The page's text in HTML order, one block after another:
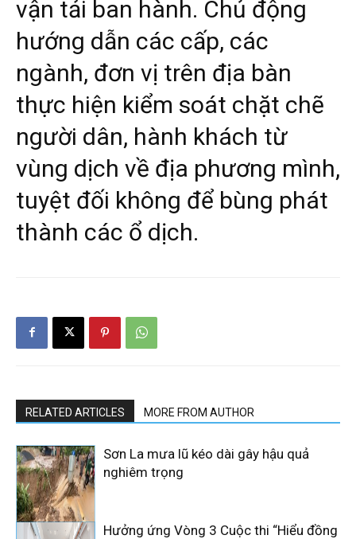
vận tải ban hành. Chủ động
hướng dẫn các cấp, các
ngành, đơn vị trên địa bàn
thực hiện kiểm soát chặt chẽ
người dân, hành khách từ
vùng dịch về địa phương mình,
tuyệt đối không để bùng phát
thành các ổ dịch.
RELATED ARTICLES MORE FROM AUTHOR
Sơn La mưa lũ kéo dài gây hậu quả
nghiêm trọng
Hưởng ứng Vòng 3 Cuộc thi “Hiểu đồng